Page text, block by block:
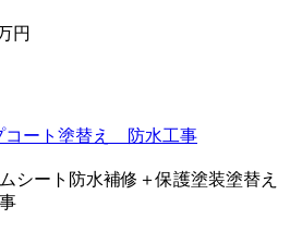
円
コート塗替え 防水工事
シート防水補修＋保護塗装塗替え